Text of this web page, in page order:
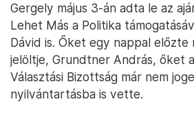
Gergely május 3-án adta le az
Lehet Más a Politika
Dávid is. Őket egy nappal előzte
jelöltje, Grundtner András, őket
Választási Bizottság már nem
nyilvántartásba is vette.